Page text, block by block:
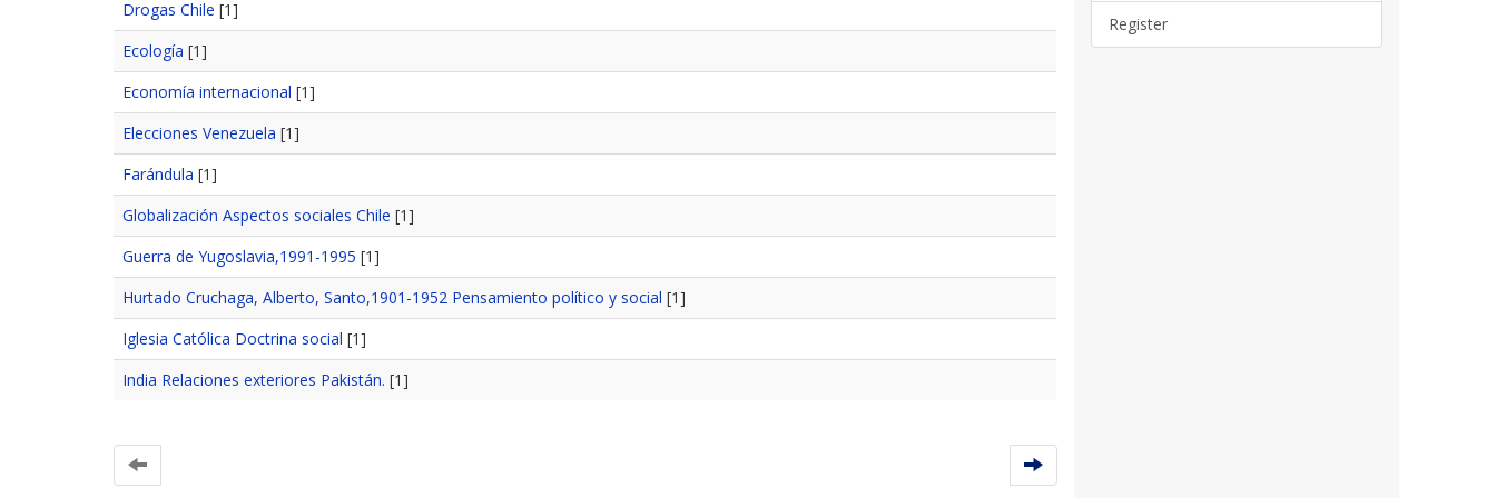
Drogas Chile [1]
Ecología [1]
Economía internacional [1]
Elecciones Venezuela [1]
Farándula [1]
Globalización Aspectos sociales Chile [1]
Guerra de Yugoslavia,1991-1995 [1]
Hurtado Cruchaga, Alberto, Santo,1901-1952 Pensamiento político y social [1]
Iglesia Católica Doctrina social [1]
India Relaciones exteriores Pakistán. [1]
Register